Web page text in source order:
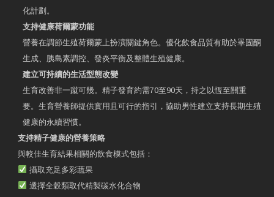
化計劃。
支持健康荷爾蒙功能
營養在調節生殖荷爾蒙上扮演關鍵角色。優化飲食品質有助於睪固酮
生成、胰島素調控、發炎平衡及整體生殖健康。
建立可持續的生活型態改變
生育改善非一蹴可幾。精子發育約需70至90天，持之以恆至關重
要。生育營養師提供實用且可行的指引，協助男性建立支持長期生殖
健康的永續習慣。
支持精子健康的營養策略
與較佳生育結果相關的飲食模式包括：
攝取充足多彩蔬果
選擇全穀類取代精製碳水化合物